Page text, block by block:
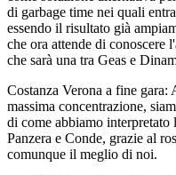
di garbage time nei quali
essendo il risultato già
che ora attende di conoscere
che sarà una tra Geas e
Costanza Verona a fine
massima concentrazione,
di come abbiamo interpretato
Panzera e Conde, grazie al
comunque il meglio di noi.